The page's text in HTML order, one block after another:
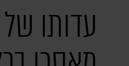
עדותו